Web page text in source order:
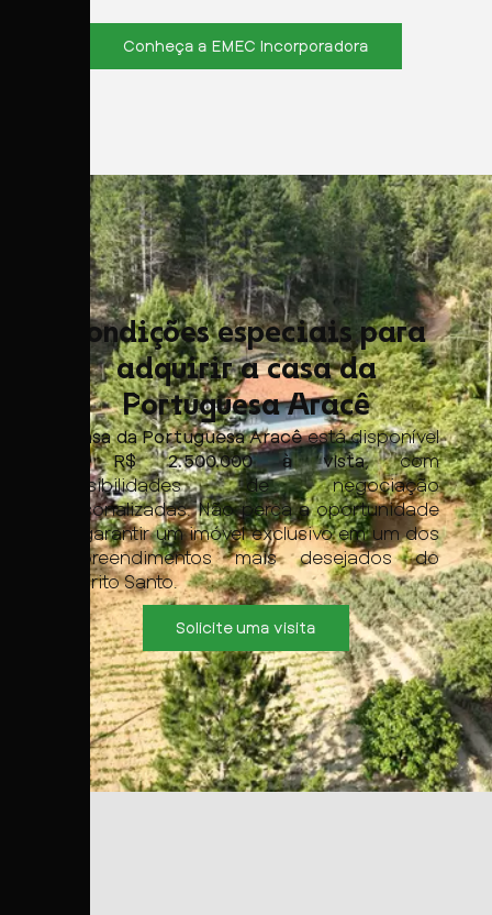
Conheça a EMEC Incorporadora
Condições especiais para
adquirir a casa da
Portuguesa Aracê
Casa da Portuguesa Aracêestá disponível
porR$ 2.500.000 à vista, com
possibilidades de negociação
personalizadas. Não perca a oportunidade
de garantir um imóvel exclusivo em um dos
empreendimentos mais desejados do
Espírito Santo.
Solicite uma visita